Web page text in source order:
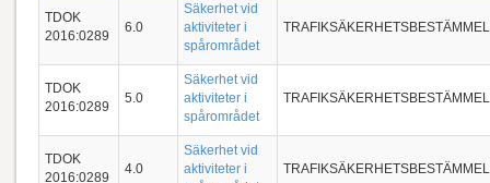
TDOK
2016:0289
6.0
Säkerhet vid
aktiviteter i
spårområdet
TDOK
2016:0289
5.0
Säkerhet vid
aktiviteter i
spårområdet
TDOK
2016:0289
4.0
Säkerhet vid
aktiviteter i